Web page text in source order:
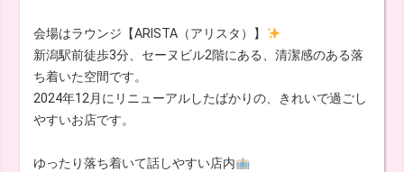
会場はラウンジ【ARISTA（アリスタ）】
新潟駅前徒歩3分、セーヌビル2階にある、清潔感のある落
ち着いた空間です。
2024年12月にリニューアルしたばかりの、きれいで過ごし
やすいお店です。
ゆったり落ち着いて話しやすい店内